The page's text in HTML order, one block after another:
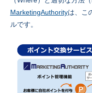
MarketingAuthorityは、こ
ルです。